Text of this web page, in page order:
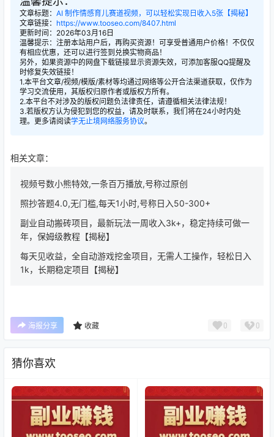
文章标题： AI 制作情感育儿赛道视频，可以轻松实现日收入5张【揭秘】
文章链接： https://www.tooseo.com/8407.html
更新时间：2026年03月16日
温馨提示：注册本站用户后，再购买资源！可享受普通用户价格！不仅仅
有相应优惠，还可以进行签到兑换实物商品！
另外，如果资源中的网盘下载链接显示资源失效，可添加客服QQ提醒及
时修复失效链接！
1.本平台文章/视频/模版/素材等均通过网络等公开合法渠道获取，仅作为
学习交流使用，其版权归原作者或版权方所有。
2.本平台不对涉及的版权问题负法律责任，请遵循相关法律法规！
3.若版权方认为侵犯到您的权益，请及时联系，我们将在24小时内处
理。更多请阅读学无止境网络服务协议。
相关文章：
视频号数小熊特效,一条百万播放,号称过原创
照抄答题4.0,无门槛,每天1小时,号称日入50-300+
副业自动搬砖项目，最新玩法一周收入3k+，稳定持续可做一
年，保姆级教程【揭秘】
每天见收益，全自动游戏挖金项目，无需人工操作，轻松日入
1k，长期稳定项目【揭秘】
海报分享 收藏 0 0
猜你喜欢